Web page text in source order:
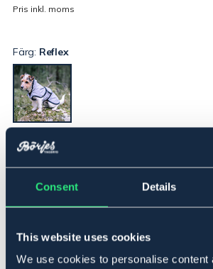
Consent Details
This website uses cookies
We use cookies to personalise content
Pris inkl. moms
Färg: Reflex
30
I lager